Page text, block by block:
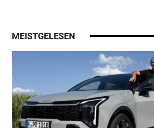
MEISTGELESEN